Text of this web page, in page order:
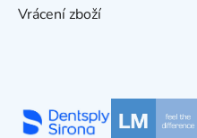
Vrácení zboží